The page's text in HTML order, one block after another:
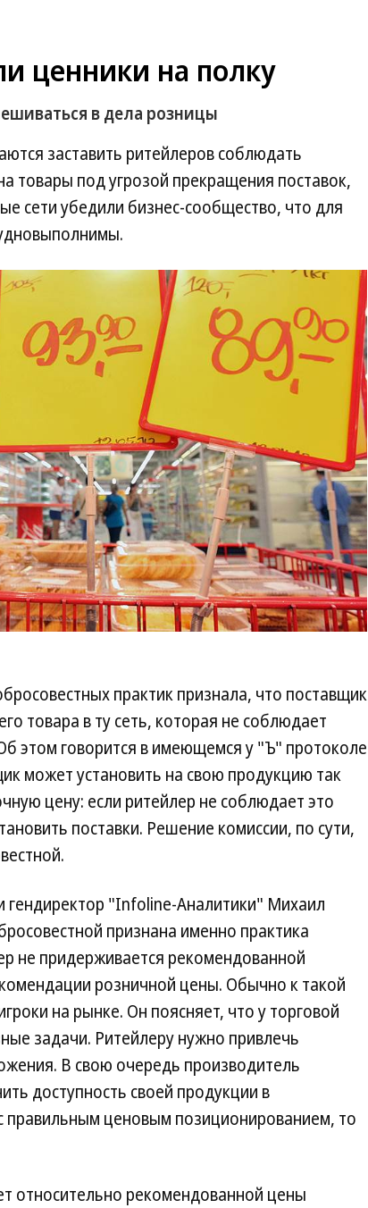
ценники на полку
в дела розницы
заставить ритейлеров соблюдать
товары под угрозой прекращения поставок,
сети убедили бизнес-сообщество, что для
практик признала, что поставщик
товара в ту сеть, которая не соблюдает
этом говорится в имеющемся у "Ъ" протоколе
может установить на свою продукцию так
цену: если ритейлер не соблюдает это
поставки. Решение комиссии, по сути,
гендиректор "Infoline-Аналитики" Михаил
признана именно практика
не придерживается рекомендованной
розничной цены. Обычно к такой
на рынке. Он поясняет, что у торговой
задачи. Ритейлеру нужно привлечь
В свою очередь производитель
доступность своей продукции в
правильным ценовым позиционированием, то
относительно рекомендованной цены